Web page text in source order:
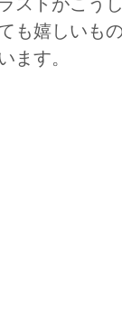
も嬉しいも
ます。